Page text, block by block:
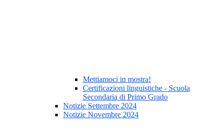
Mettiamoci in mostra!
Certificazioni linguistiche - Scuola
Secondaria di Primo Grado
Notizie Settembre 2024
Notizie Novembre 2024